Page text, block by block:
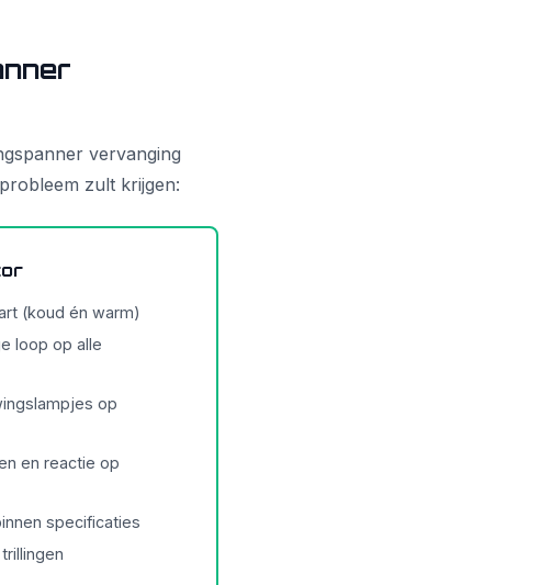
vervanging
zult krijgen:
(koud én warm)
loop op alle
op
en reactie op
specificaties